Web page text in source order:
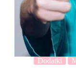
Dodatki